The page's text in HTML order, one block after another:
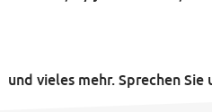
und vieles mehr. Sprechen Sie